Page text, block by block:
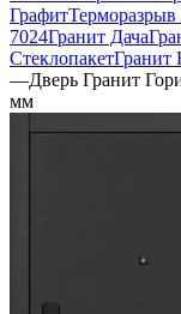
Графит
7024Гранит Дача
СтеклопакетГранит
—Дверь Гранит
мм